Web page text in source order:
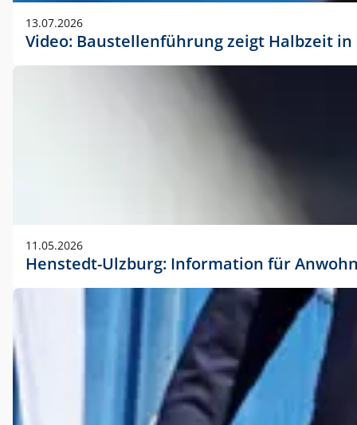
13.07.2026
Video: Baustellenführung zeigt Halbzeit
11.05.2026
Henstedt-Ulzburg: Information für